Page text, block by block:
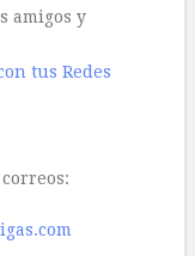
amigos y
tus Redes